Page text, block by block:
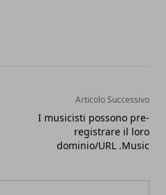
Articolo Successivo
I musicisti possono pre-
registrare il loro
dominio/URL .Music